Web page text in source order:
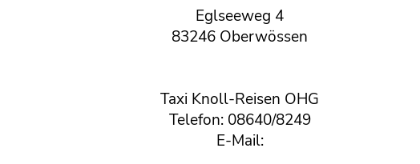
Eglseeweg 4
83246 Oberwössen
Taxi Knoll-Reisen OHG
Telefon: 08640/8249
E-Mail: